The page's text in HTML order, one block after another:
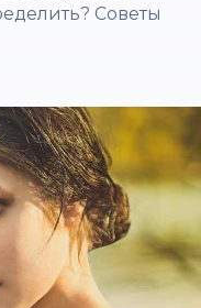
Советы